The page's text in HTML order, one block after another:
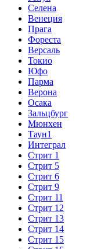
Селена
Венеция
Прага
Фореста
Версаль
Токио
Юфо
Парма
Верона
Осака
Зальцбург
Мюнхен
Таун1
Интеграл
Стрит 1
Стрит 5
Стрит 6
Стрит 9
Стрит 11
Стрит 12
Стрит 13
Стрит 14
Стрит 15